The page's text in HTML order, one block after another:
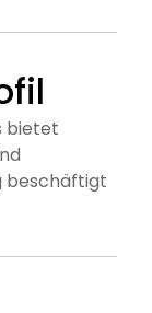
bietet
beschäftigt